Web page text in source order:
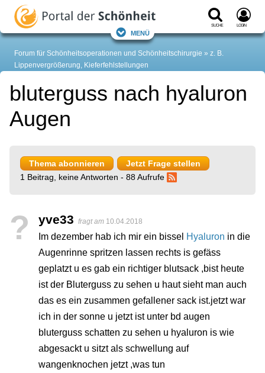
Suche Login
Menü
Forum für Schönheitsoperationen und Schönheitschirurgie
z. B.
Lippenvergrößerung, Kieferfehlstellungen
bluterguss nach hyaluron
Augen
Thema abonnieren
Jetzt Frage stellen
1 Beitrag, keine Antworten - 88 Aufrufe
? yve33 fragt am 10.04.2018
Im dezember hab ich mir ein bissel Hyaluron in die
Augenrinne spritzen lassen rechts is gefäss
geplatzt u es gab ein richtiger blutsack ,bist heute
ist der Bluterguss zu sehen u haut sieht man auch
das es ein zusammen gefallener sack ist.jetzt war
ich in der sonne u jetzt ist unter bd augen
bluterguss schatten zu sehen u hyaluron is wie
abgesackt u sitzt als schwellung auf
wangenknochen jetzt ,was tun